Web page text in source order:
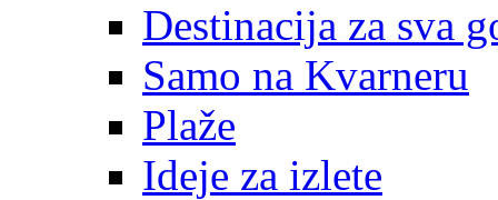
Destinacija za sva
Samo na Kvarneru
Plaže
Ideje za izlete